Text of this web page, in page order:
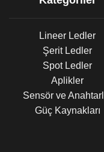
Lineer Ledler
Şerit Ledler
Spot Ledler
Aplikler
Sensör ve
Güç Kaynakları